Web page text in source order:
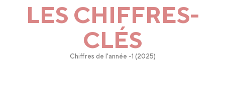
LES CHIFFRES-
CLÉS
Chiffres de l'année -1 (2025)